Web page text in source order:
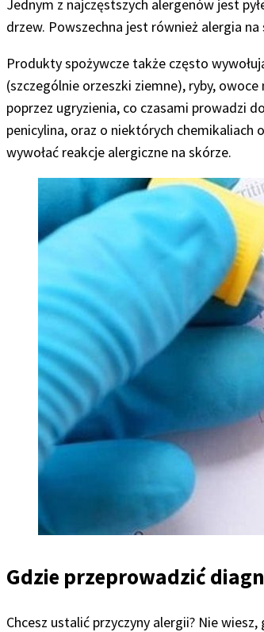
Jednym z najczęstszych alergenów jest
drzew. Powszechna jest również alergia
Produkty spożywcze także często
(szczególnie orzeszki ziemne), ryby,
poprzez ugryzienia, co czasami prowadzi
penicylina, oraz o niektórych chemikaliach
wywołać reakcje alergiczne na skórze.
Gdzie przeprowadzić
Chcesz ustalić przyczyny alergii? Nie